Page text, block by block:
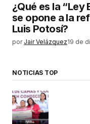
¿Qué es la
se opone a la
Luis Potosí?
por Jair Velázquez19 de
NOTICIAS TOP